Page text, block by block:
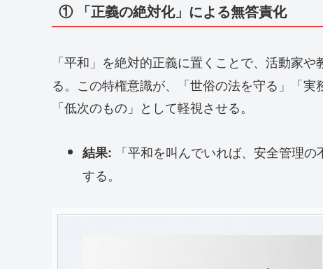
① 「正義の絶対化」による無答責化
「平和」を絶対的正義に置くことで、活動家や
る。この特権意識が、「世俗の法を守る」「
「低次のもの」として軽視させる。
結果: 「平和を叫んでいれば、安全管理
する。